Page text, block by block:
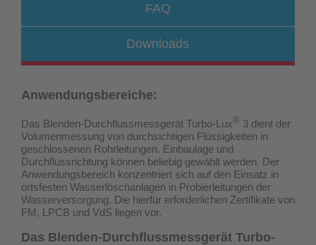
FAQ
Downloads
Anwendungsbereiche:
Das Blenden-Durchflussmessgerät Turbo-Lux® 3 dient der
Volumenmessung von durchsichtigen Flüssigkeiten in
geschlossenen Rohrleitungen. Einbaulage und
Durchflussrichtung können beliebig gewählt werden. Der
Anwendungsbereich konzentriert sich auf den Einsatz in
ortsfesten Wasserlöschanlagen in Probierleitungen der
Wasserversorgung. Die hierfür erforderlichen Zertifikate von
FM, LPCB und VdS liegen vor.
Das Blenden-Durchflussmessgerät Turbo-